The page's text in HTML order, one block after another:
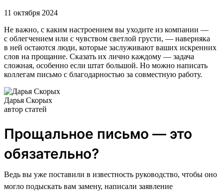
11 октября 2024
Не важно, с каким настроением вы уходите из компании —
с облегчением или с чувством светлой грусти, — наверняка
в ней остаются люди, которые заслуживают ваших искренних
слов на прощание. Сказать их лично каждому — задача
сложная, особенно если штат большой. Но можно написать
коллегам письмо с благодарностью за совместную работу.
Дарья Скорых
автор статей
Прощальное письмо — это
обязательно?
Ведь вы уже поставили в известность руководство, чтобы оно
могло подыскать вам замену, написали заявление